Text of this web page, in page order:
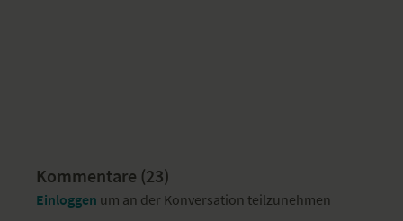
Kommentare (23)
Einloggen um an der Konversation teilzunehmen